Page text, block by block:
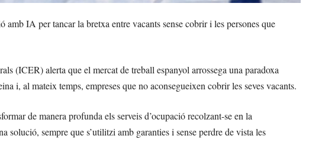
amb IA per tancar la bretxa entre vacants sense cobrir i les persones que
(ICER) alerta que el mercat de treball espanyol arrossega una paradoxa
i, al mateix temps, empreses que no aconsegueixen cobrir les seves vacants.
de manera profunda els serveis d’ocupació recolzant-se en la
solució, sempre que s’utilitzi amb garanties i sense perdre de vista les